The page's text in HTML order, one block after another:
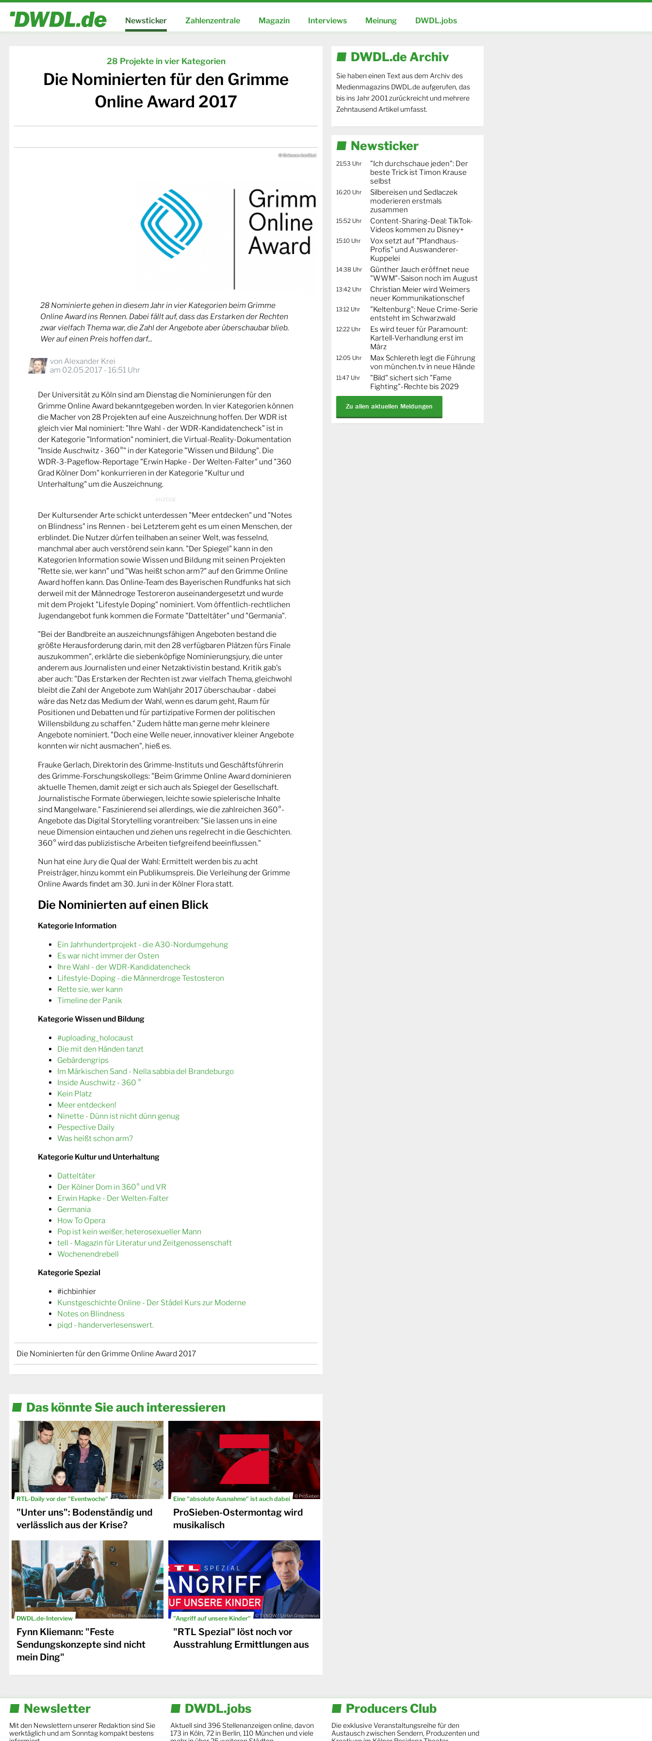
Newsticker Zahlenzentrale Magazin Interviews Meinung DWDL.jobs
28 Projekte in vier Kategorien
Die Nominierten für den Grimme
Online Award 2017
© Grimme-Institut
28 Nominierte gehen in diesem Jahr in vier Kategorien beim Grimme
Online Award ins Rennen. Dabei fällt auf, dass das Erstarken der Rechten
zwar vielfach Thema war, die Zahl der Angebote aber überschaubar blieb.
Wer auf einen Preis hoffen darf...
von Alexander Krei
am 02.05.2017 - 16:51 Uhr
Der Universität zu Köln sind am Dienstag die Nominierungen für den
Grimme Online Award bekanntgegeben worden. In vier Kategorien können
die Macher von 28 Projekten auf eine Auszeichnung hoffen. Der WDR ist
gleich vier Mal nominiert: "Ihre Wahl - der WDR-Kandidatencheck" ist in
der Kategorie "Information" nominiert, die Virtual-Reality-Dokumentation
"Inside Auschwitz - 360°" in der Kategorie "Wissen und Bildung". Die
WDR-3-Pageflow-Reportage "Erwin Hapke - Der Welten-Falter" und "360
Grad Kölner Dom" konkurrieren in der Kategorie "Kultur und
Unterhaltung" um die Auszeichnung.
Der Kultursender Arte schickt unterdessen "Meer entdecken" und "Notes
on Blindness" ins Rennen - bei Letzterem geht es um einen Menschen, der
erblindet. Die Nutzer dürfen teilhaben an seiner Welt, was fesselnd,
manchmal aber auch verstörend sein kann. "Der Spiegel" kann in den
Kategorien Information sowie Wissen und Bildung mit seinen Projekten
"Rette sie, wer kann" und "Was heißt schon arm?" auf den Grimme Online
Award hoffen kann. Das Online-Team des Bayerischen Rundfunks hat sich
derweil mit der Männedroge Testoreron auseinandergesetzt und wurde
mit dem Projekt "Lifestyle Doping" nominiert. Vom öffentlich-rechtlichen
Jugendangebot funk kommen die Formate "Datteltäter" und "Germania".
"Bei der Bandbreite an auszeichnungsfähigen Angeboten bestand die
größte Herausforderung darin, mit den 28 verfügbaren Plätzen fürs Finale
auszukommen", erklärte die siebenköpfige Nominierungsjury, die unter
anderem aus Journalisten und einer Netzaktivistin bestand. Kritik gab's
aber auch: "Das Erstarken der Rechten ist zwar vielfach Thema, gleichwohl
bleibt die Zahl der Angebote zum Wahljahr 2017 überschaubar - dabei
wäre das Netz das Medium der Wahl, wenn es darum geht, Raum für
Positionen und Debatten und für partizipative Formen der politischen
Willensbildung zu schaffen." Zudem hätte man gerne mehr kleinere
Angebote nominiert. "Doch eine Welle neuer, innovativer kleiner Angebote
konnten wir nicht ausmachen", hieß es.
Frauke Gerlach, Direktorin des Grimme-Instituts und Geschäftsführerin
des Grimme-Forschungskollegs: "Beim Grimme Online Award dominieren
aktuelle Themen, damit zeigt er sich auch als Spiegel der Gesellschaft.
Journalistische Formate überwiegen, leichte sowie spielerische Inhalte
sind Mangelware." Faszinierend sei allerdings, wie die zahlreichen 360°-
Angebote das Digital Storytelling vorantreiben: "Sie lassen uns in eine
neue Dimension eintauchen und ziehen uns regelrecht in die Geschichten.
360° wird das publizistische Arbeiten tiefgreifend beeinflussen."
Nun hat eine Jury die Qual der Wahl: Ermittelt werden bis zu acht
Preisträger, hinzu kommt ein Publikumspreis. Die Verleihung der Grimme
Online Awards findet am 30. Juni in der Kölner Flora statt.
Die Nominierten auf einen Blick
Kategorie Information
Ein Jahrhundertprojekt - die A30-Nordumgehung
Es war nicht immer der Osten
Ihre Wahl - der WDR-Kandidatencheck
Lifestyle-Doping - die Männerdroge Testosteron
Rette sie, wer kann
Timeline der Panik
Kategorie Wissen und Bildung
#uploading_holocaust
Die mit den Händen tanzt
Gebärdengrips
Im Märkischen Sand - Nella sabbia del Brandeburgo
Inside Auschwitz - 360 °
Kein Platz
Meer entdecken!
Ninette - Dünn ist nicht dünn genug
Pespective Daily
Was heißt schon arm?
Kategorie Kultur und Unterhaltung
Datteltäter
Der Kölner Dom in 360° und VR
Erwin Hapke - Der Welten-Falter
Germania
How To Opera
Pop ist kein weißer, heterosexueller Mann
tell - Magazin für Literatur und Zeitgenossenschaft
Wochenendrebell
Kategorie Spezial
#ichbinhier
Kunstgeschichte Online - Der Städel Kurs zur Moderne
Notes on Blindness
piqd - handerverlesenswert.
Die Nominierten für den Grimme Online Award 2017
Das könnte Sie auch interessieren
RTL-Daily vor der "Eventwoche" © TV Now / Stefan Behrens
"Unter uns": Bodenständig und
verlässlich aus der Krise?
Eine "absolute Ausnahme" ist auch dabei © ProSieben
ProSieben-Ostermontag wird
musikalisch
DWDL.de-Interview © Netflix / Brian Jakubowski
Fynn Kliemann: "Feste
Sendungskonzepte sind nicht
mein Ding"
"Angriff auf unsere Kinder" © TVNOW / Stefan Gregorowius
"RTL Spezial" löst noch vor
Ausstrahlung Ermittlungen aus
DWDL.de Archiv
Sie haben einen Text aus dem Archiv des
Medienmagazins DWDL.de aufgerufen, das
bis ins Jahr 2001 zurückreicht und mehrere
Zehntausend Artikel umfasst.
Newsticker
21:53 Uhr
"Ich durchschaue jeden": Der
beste Trick ist Timon Krause
selbst
16:20 Uhr
Silbereisen und Sedlaczek
moderieren erstmals
zusammen
15:52 Uhr
Content-Sharing-Deal: TikTok-
Videos kommen zu Disney+
15:10 Uhr
Vox setzt auf "Pfandhaus-
Profis" und Auswanderer-
Kuppelei
14:38 Uhr
Günther Jauch eröffnet neue
"WWM"-Saison noch im August
13:42 Uhr
Christian Meier wird Weimers
neuer Kommunikationschef
13:12 Uhr
"Keltenburg": Neue Crime-Serie
entsteht im Schwarzwald
12:22 Uhr
Es wird teuer für Paramount:
Kartell-Verhandlung erst im
März
12:05 Uhr
Max Schlereth legt die Führung
von münchen.tv in neue Hände
11:47 Uhr
"Bild" sichert sich "Fame
Fighting"-Rechte bis 2029
Zu allen aktuellen Meldungen
Newsletter
Mit den Newslettern unserer Redaktion sind Sie
werktäglich und am Sonntag kompakt bestens
DWDL.jobs
Aktuell sind 396 Stellenanzeigen online, davon
173 in Köln, 72 in Berlin, 110 München und viele
Producers Club
Die exklusive Veranstaltungsreihe für den
Austausch zwischen Sendern, Produzenten und